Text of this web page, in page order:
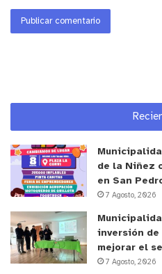
de la Niñez
en San
7 Agosto, 2026
inversión de
mejorar el
7 Agosto, 2026